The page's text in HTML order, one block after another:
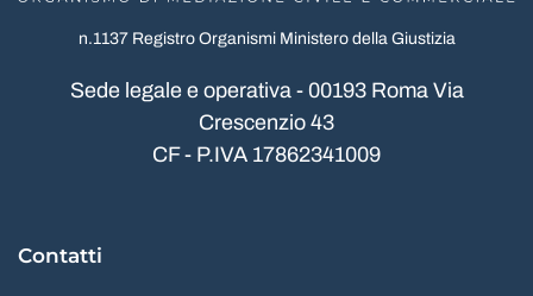
n.1137 Registro Organismi Ministero della Giustizia
Sede legale e operativa - 00193 Roma Via
Crescenzio 43
CF - P.IVA 17862341009
Contatti